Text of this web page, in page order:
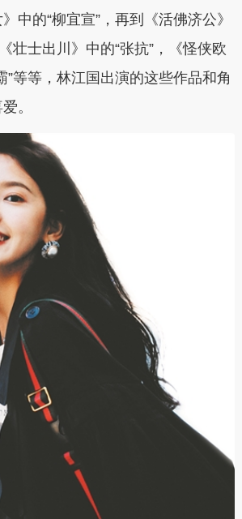
中的“柳宜宣”，再到《活佛济公》
壮士出川》中的“张抗”，《怪侠欧
”等等，林江国出演的这些作品和角
。